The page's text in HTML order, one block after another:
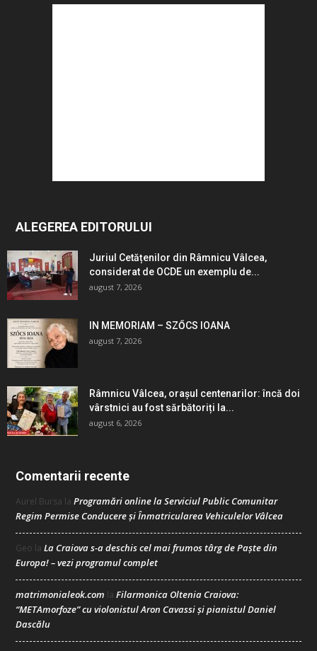
ALEGEREA EDITORULUI
Juriul Cetățenilor din Râmnicu Vâlcea,
considerat de OCDE un exemplu de...
august 7, 2026
IN MEMORIAM – SZŐCS IOANA
august 7, 2026
Râmnicu Vâlcea, orașul centenarilor: încă doi
vârstnici au fost sărbătoriți la...
august 6, 2026
Comentarii recente
Aurel Bursa la Programări online la Serviciul Public Comunitar
Regim Permise Conducere şi Înmatricularea Vehiculelor Vâlcea
Geo la La Craiova s-a deschis cel mai frumos târg de Paște din
Europa! – vezi programul complet
matrimonialeok.com la Filarmonica Oltenia Craiova:
“METAmorfoze” cu violonistul Aron Cavassi și pianistul Daniel
Dascălu